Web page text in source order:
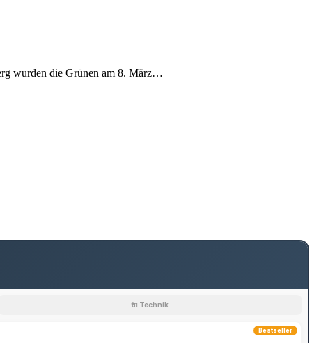
wurden die Grünen am 8. März…
🔌 Technik
Bestseller